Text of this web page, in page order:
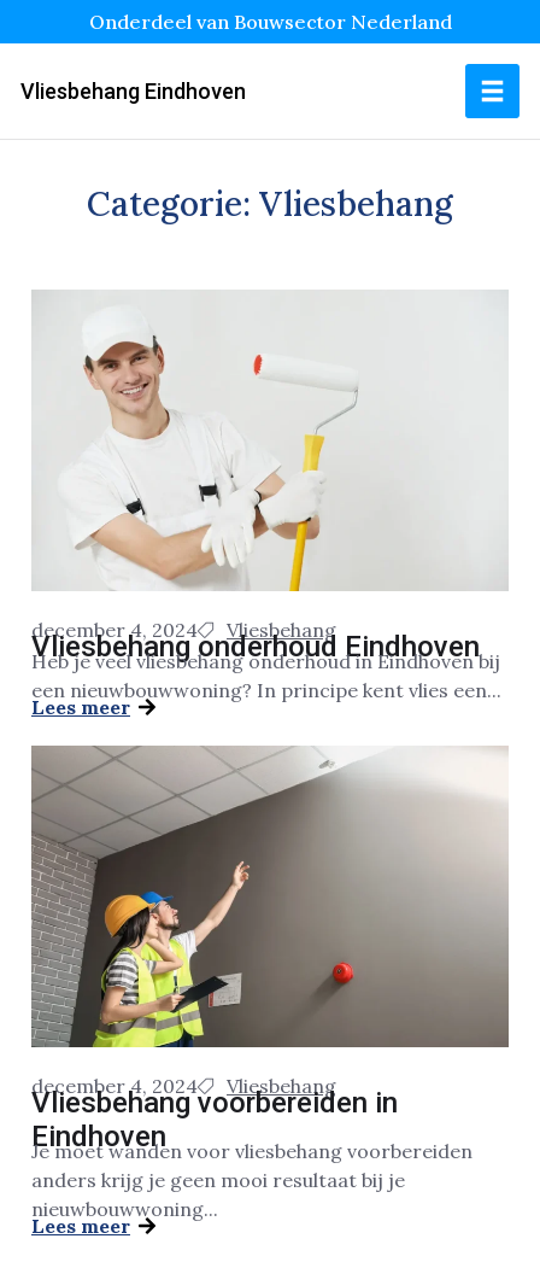
Onderdeel van Bouwsector Nederland
Vliesbehang Eindhoven
Categorie: Vliesbehang
december 4, 2024 Vliesbehang
Vliesbehang onderhoud Eindhoven
Heb je veel vliesbehang onderhoud in Eindhoven bij
een nieuwbouwwoning? In principe kent vlies een...
Lees meer
december 4, 2024 Vliesbehang
Vliesbehang voorbereiden in
Eindhoven
Je moet wanden voor vliesbehang voorbereiden
anders krijg je geen mooi resultaat bij je
nieuwbouwwoning...
Lees meer